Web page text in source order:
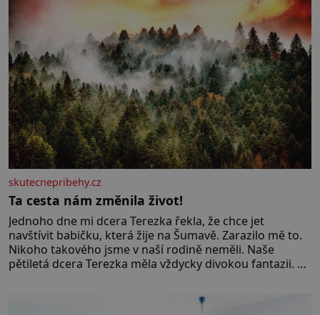
skutecnepribehy.cz
Ta cesta nám změnila život!
Jednoho dne mi dcera Terezka řekla, že chce jet
navštívit babičku, která žije na Šumavě. Zarazilo mě to.
Nikoho takového jsme v naší rodině neměli. Naše
pětiletá dcera Terezka měla vždycky divokou fantazii. Už
princeznách, statečných rytířích a létajících dracích.